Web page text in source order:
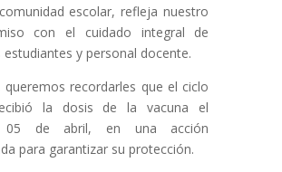
escolar, refleja nuestro
con el cuidado integral de
y personal docente.
queremos recordarles que el ciclo
la dosis de la vacuna el
05 de abril, en una acción
para garantizar su protección.